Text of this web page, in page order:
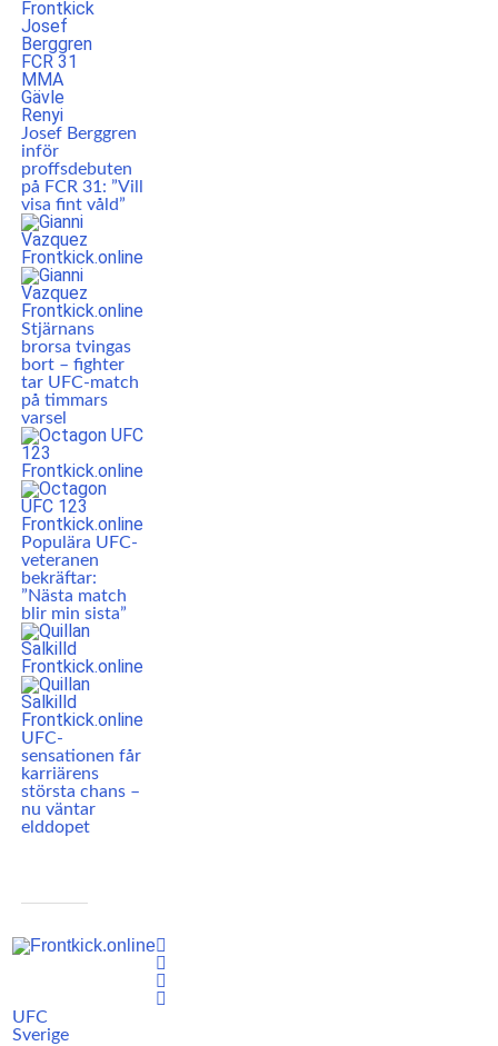
Josef Berggren
inför
proffsdebuten
på FCR 31: ”Vill
visa fint våld”
Stjärnans
brorsa tvingas
bort – fighter
tar UFC-match
på timmars
varsel
Populära UFC-
veteranen
bekräftar:
”Nästa match
blir min sista”
UFC-
sensationen får
karriärens
största chans –
nu väntar
elddopet
UFC
Sverige